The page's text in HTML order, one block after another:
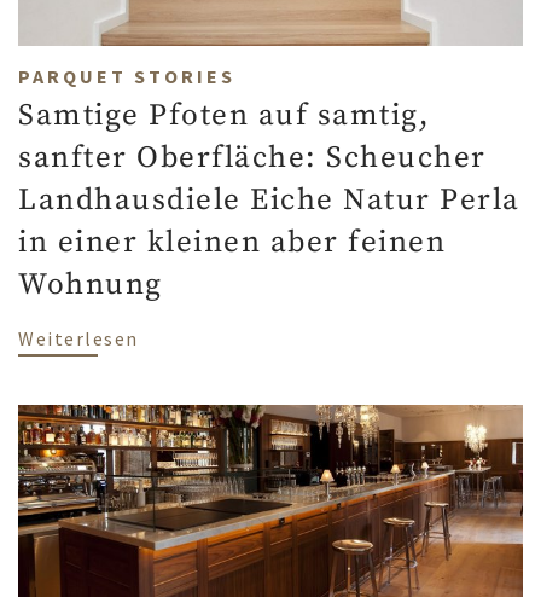
PARQUET STORIES
Samtige Pfoten auf samtig,
sanfter Oberfläche: Scheucher
Landhausdiele Eiche Natur Perla
in einer kleinen aber feinen
Wohnung
Weiterlesen